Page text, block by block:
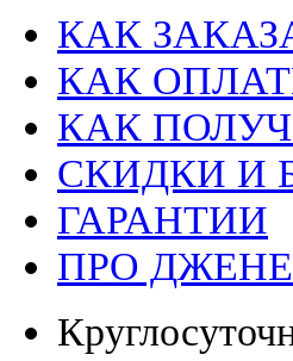
КАК
КАК
КАК
СКИДКИ И
ГАРАНТИИ
ПРО